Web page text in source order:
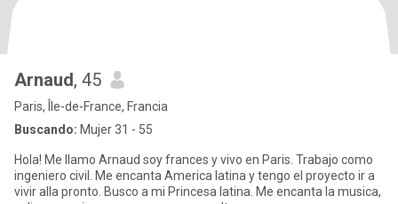
Arnaud, 45
Paris, Île-de-France, Francia
Buscando: Mujer 31 - 55
Hola! Me llamo Arnaud soy frances y vivo en Paris. Trabajo como
ingeniero civil. Me encanta America latina y tengo el proyecto ir a
vivir alla pronto. Busco a mi Princesa latina. Me encanta la musica,